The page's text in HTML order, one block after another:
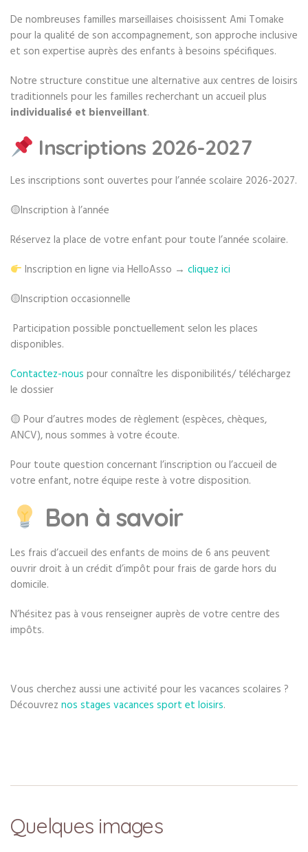
De nombreuses familles marseillaises choisissent Ami Tomake
pour la qualité de son accompagnement, son approche inclusive
et son expertise auprès des enfants à besoins spécifiques.
Notre structure constitue une alternative aux centres de loisirs
traditionnels pour les familles recherchant un accueil plus
individualisé et bienveillant.
Inscriptions 2026-2027
Les inscriptions sont ouvertes pour l’année scolaire 2026-2027.
🟡Inscription à l’année
Réservez la place de votre enfant pour toute l’année scolaire.
Inscription en ligne via HelloAsso →cliquez ici
🟡Inscription occasionnelle
Participation possible ponctuellement selon les places
disponibles.
Contactez-nous pour connaître les disponibilités/ téléchargez
le dossier
🟡 Pour d’autres modes de règlement (espèces, chèques,
ANCV),nous sommes à votre écoute.
Pour toute question concernant l’inscription ou l’accueil de
votre enfant, notre équipe reste à votre disposition.
Bon à savoir
Les frais d’accueil des enfants de moins de 6 ans peuvent
ouvrir droit à un crédit d’impôt pour frais de garde hors du
domicile.
N’hésitez pas à vous renseigner auprès de votre centre des
impôts.
Vous cherchez aussi une activité pour les vacances scolaires ?
Découvrez nos stages vacances sport et loisirs.
Quelques images